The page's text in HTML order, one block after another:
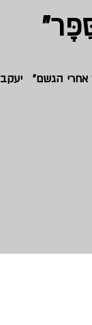
"
אחרי הגשם"